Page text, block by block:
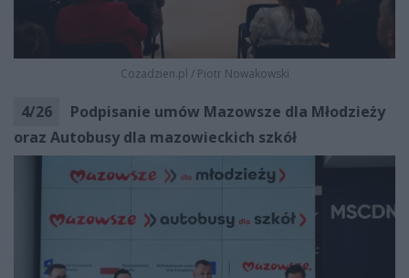
Cozadzien.pl / Piotr Nowakowski
4/26
Podpisanie umów Mazowsze dla Młodzieży
oraz Autobusy dla mazowieckich szkół